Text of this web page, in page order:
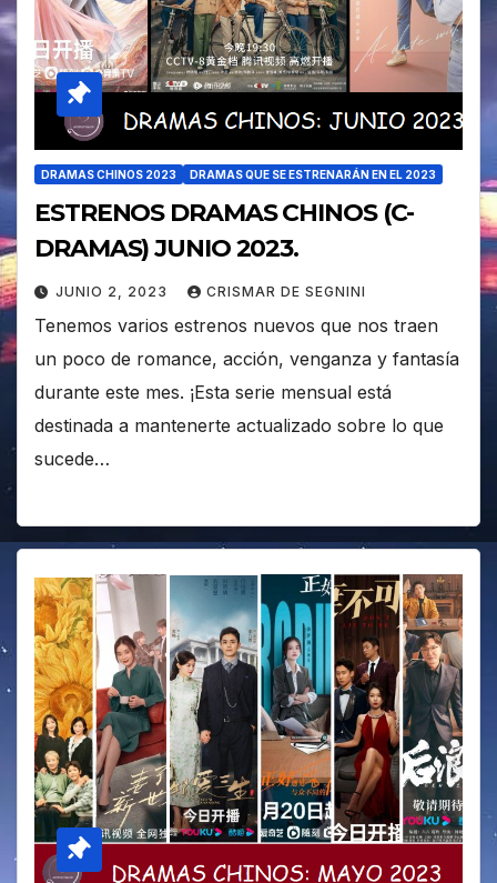
DRAMAS CHINOS 2023 DRAMAS QUE SE ESTRENARÁN EN EL 2023
ESTRENOS DRAMAS CHINOS (C-
DRAMAS) JUNIO 2023.
JUNIO 2, 2023 CRISMAR DE SEGNINI
Tenemos varios estrenos nuevos que nos traen
un poco de romance, acción, venganza y fantasía
durante este mes. ¡Esta serie mensual está
destinada a mantenerte actualizado sobre lo que
sucede…